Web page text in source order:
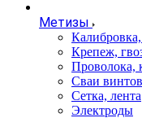
Метизы
Калибровка,
Крепеж,
Проволока,
Сваи
Сетка, лента
Электроды